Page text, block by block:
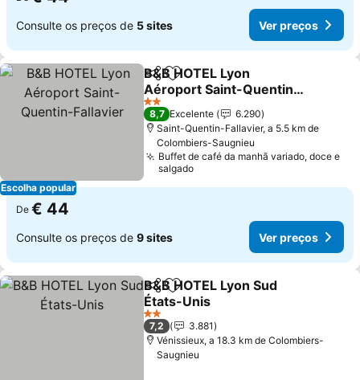
Consulte os preços de 5 sites Ver preços
Escolha popular
PartilharAdicionar aos favoritos
B&B HOTEL Lyon
Aéroport Saint-Quentin-
Fallavier
2 Estrelas
8,7 Excelente
6.290
Saint-Quentin-Fallavier, a 5.5 km de
Colombiers-Saugnieu
Buffet de café da manhã variado, doce e
salgado
De € 44
Consulte os preços de 9 sites Ver preços
PartilharAdicionar aos favoritos
B&B HOTEL Lyon Sud
États-Unis
2 Estrelas
7,2
3.881
Vénissieux, a 18.3 km de Colombiers-
Saugnieu